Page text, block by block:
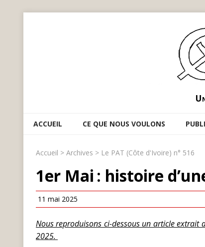
ACCUEIL CE QUE NOUS VOULONS
Accueil > Archives > Le PAT (Côte d'Ivoire) n° 516
1er Mai : histoire
11 mai 2025
Nous reproduisons ci-dessous un article
2025.